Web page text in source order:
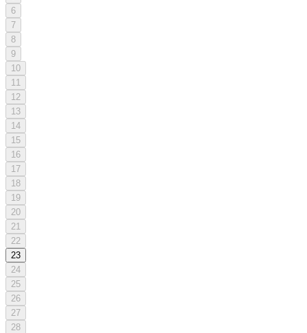
6
7
8
9
10
11
12
13
14
15
16
17
18
19
20
21
22
23
24
25
26
27
28